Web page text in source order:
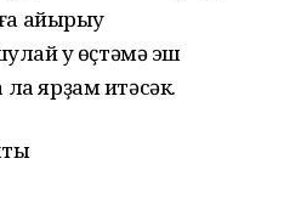
айырыу
уҡ өҫтәмә эш
ярҙам итәсәк.